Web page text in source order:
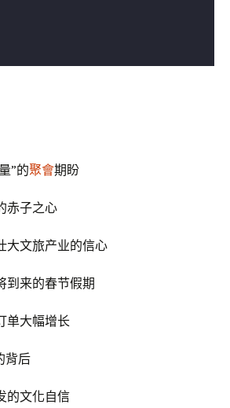
”的聚會期盼
赤子之心
大文旅产业的信心
到来的春节假期
单大幅增长
背后
的文化自信